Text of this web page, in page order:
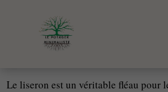
Le liseron est un véritable fléau pour